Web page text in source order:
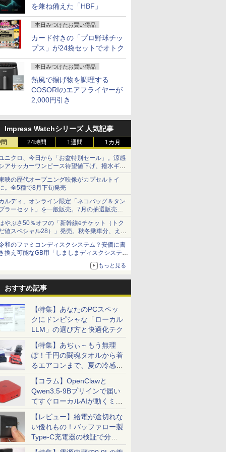
を兼ね備えた「HBF」
本日みつけたお買い得品
カード付きの「プロ野球チッ
プス」が24袋セットでオトク
本日みつけたお買い得品
熱風で揚げ物を調理する
COSORIのエアフライヤーが
2,000円引き
Impress Watchシリーズ 人気記事
24時間 1週間 1カ月
ニクロ、今日から「お盆特別セール」。涼感
アサッカーワンピース待望値下げ、撥水ギア
ョーツは1990円に
映の歴代オープニング映像がカプセルトイ
。全5種で8月下旬発売
ルディ、オンライン限定「ネコバッグ＆タン
ラーセット」を一般販売。7月の抽選販売の
選無効分
やぶさ50％オフの「新幹線eチケット（トク
値スペシャル28）」発売。秋冬乗車分、えき
っと限定
和のファミコンディスクシステム？安価に書
換え可能なGB用「しましまディスクシステ
もっと見る
おすすめ記事
【特集】あなたのPCスペッ
クにドンピシャな「ローカル
LLM」の選び方と快適化テク
【特集】あぢぃ～もう無理
ぽ！千円の闘魂タオルから着
るエアコンまで、夏の冷感グ
ッズ一挙紹介
【コラム】OpenClawと
Qwen3.5-9Bプリインで届い
てすぐローカルAIが動くミニ
PC「SER9 Pro」
【レビュー】給電が途切れな
い優れもの！バッファロー製
Type-C充電器の検証で分か
ったこと